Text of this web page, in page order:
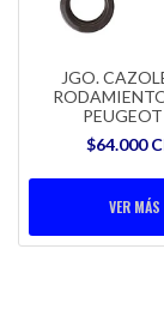
JGO.
PEUGEOT
$64.000
VER MÁS